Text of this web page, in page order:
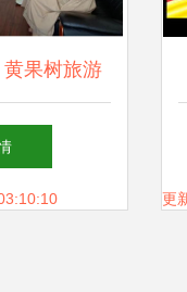
果树旅游
化旅游交
造型策划 更